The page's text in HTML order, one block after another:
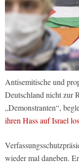
Antisemitische und
Deutschland nicht zur
„Demonstranten“,
ihren Hass auf Israel
wieder mal daneben.